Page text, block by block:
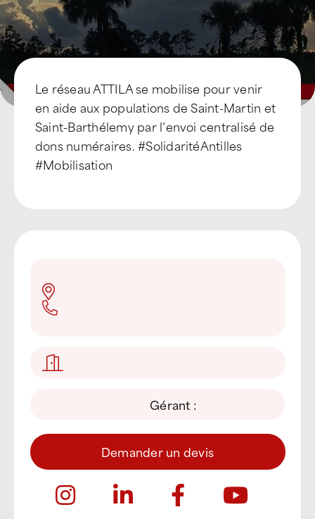
Le réseau ATTILA se mobilise pour venir
en aide aux populations de Saint-Martin et
Saint-Barthélemy par l’envoi centralisé de
dons numéraires. #SolidaritéAntilles
#Mobilisation
Gérant :
Demander un devis